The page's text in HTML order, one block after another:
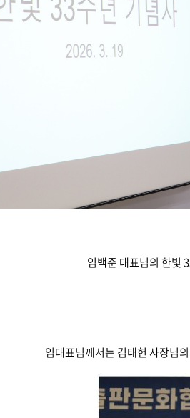
임백준 대표님의 한빛
임대표님께서는 김태헌 사장님의